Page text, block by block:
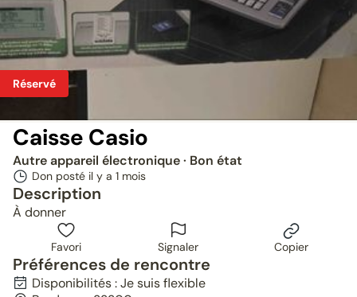
Réservé
Caisse Casio
Autre appareil électronique· Bon état
Don posté il y a 1 mois
Description
À donner
Favori Signaler Copier
Préférences de rencontre
Disponibilités : Je suis flexible